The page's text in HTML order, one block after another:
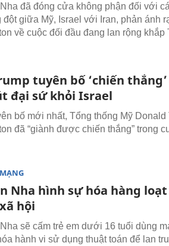
đã đóng cửa không phận đối với
đột giữa Mỹ, Israel với Iran, phản ánh
về cuộc đối đầu đang lan rộng khắp
tuyên bố ‘chiến
đại sứ khỏi Israel
bố mới nhất, Tổng thống Mỹ Donald
đã “giành được chiến thắng” trong
Nha hình sự hóa hàng
hội
sẽ cấm trẻ em dưới 16 tuổi dùng
hành vi sử dụng thuật toán để lan